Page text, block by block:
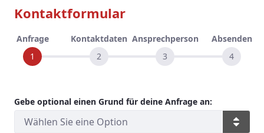
Kontaktformular
Anfrage Kontaktdaten Ansprechperson Absenden
Gebe optional einen Grund für deine Anfrage an: